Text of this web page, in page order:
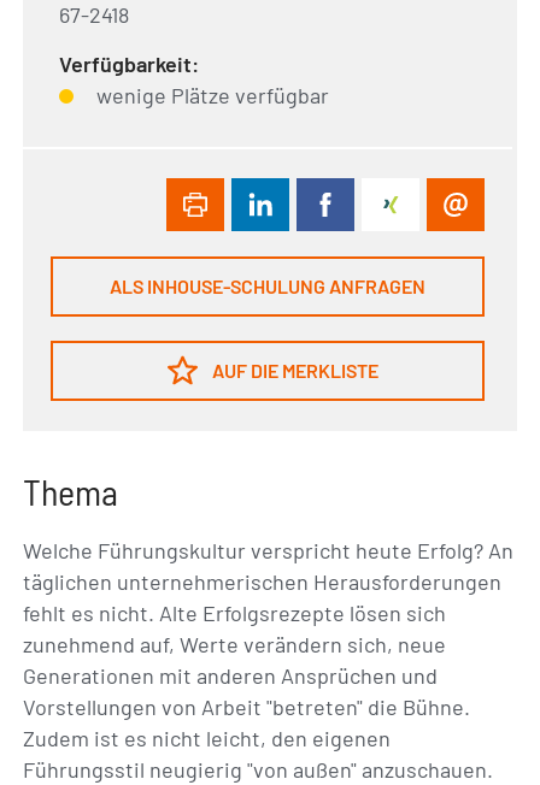
67-2418
Verfügbarkeit:
wenige Plätze verfügbar
ALS INHOUSE-SCHULUNG ANFRAGEN
AUF DIE MERKLISTE
Thema
Welche Führungskultur verspricht heute Erfolg? An
täglichen unternehmerischen Herausforderungen
fehlt es nicht. Alte Erfolgsrezepte lösen sich
zunehmend auf, Werte verändern sich, neue
Generationen mit anderen Ansprüchen und
Vorstellungen von Arbeit "betreten" die Bühne.
Zudem ist es nicht leicht, den eigenen
Führungsstil neugierig "von außen" anzuschauen.